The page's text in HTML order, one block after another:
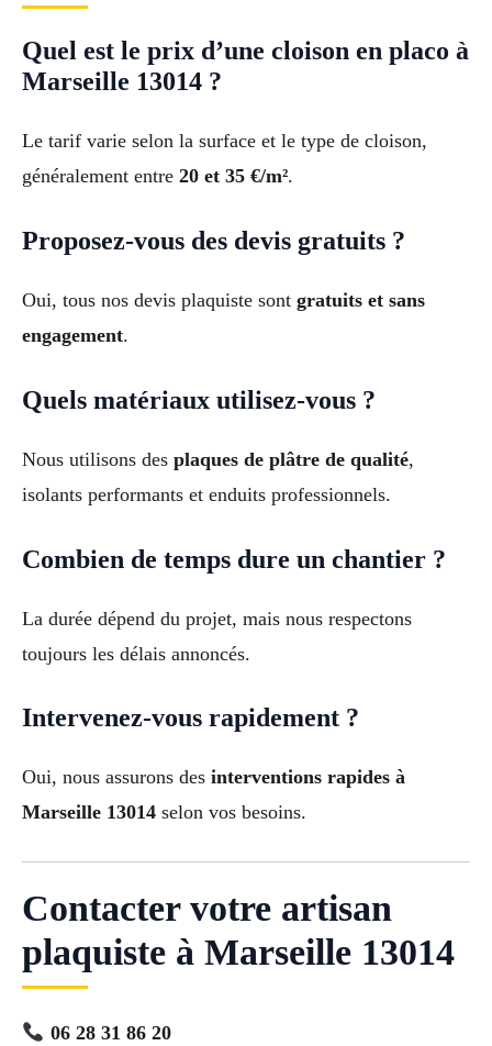
Quel est le prix d’une cloison en placo à
Marseille 13014 ?
Le tarif varie selon la surface et le type de cloison,
généralement entre 20 et 35 €/m².
Proposez-vous des devis gratuits ?
Oui, tous nos devis plaquiste sont gratuits et sans
engagement.
Quels matériaux utilisez-vous ?
Nous utilisons des plaques de plâtre de qualité,
isolants performants et enduits professionnels.
Combien de temps dure un chantier ?
La durée dépend du projet, mais nous respectons
toujours les délais annoncés.
Intervenez-vous rapidement ?
Oui, nous assurons des interventions rapides à
Marseille 13014 selon vos besoins.
Contacter votre artisan
plaquiste à Marseille 13014
06 28 31 86 20